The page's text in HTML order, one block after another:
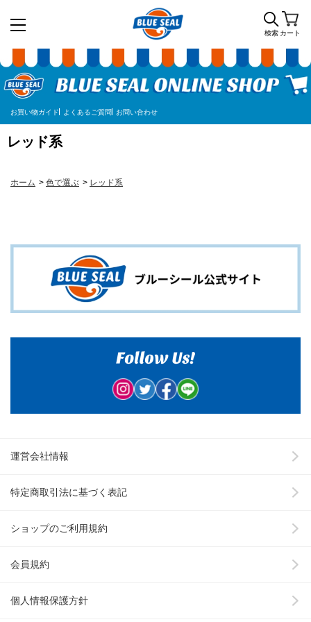
検索 カート
お買い物ガイド よくあるご質問 お問い合わせ
レッド系
ホーム > 色で選ぶ > レッド系
運営会社情報
特定商取引法に基づく表記
ショップのご利用規約
会員規約
個人情報保護方針